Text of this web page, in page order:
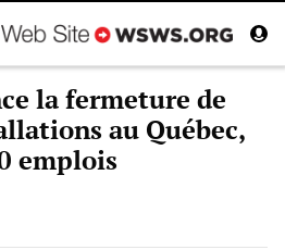
la fermeture de
au Québec,
emplois